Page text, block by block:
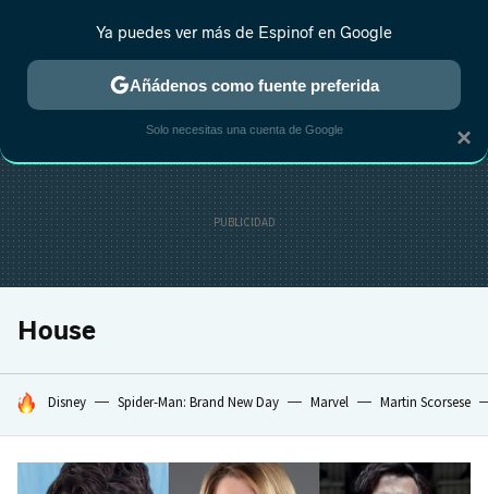
ESTRENOS REALITY ANIME RANKINGS CINE
House
HOY SE HABLA DE
Disney Spider-Man: Brand New Day Marvel Martin Scorsese
×
Ya puedes ver más de Espinof en Google
Añádenos como fuente preferida
Solo necesitas una cuenta de Google